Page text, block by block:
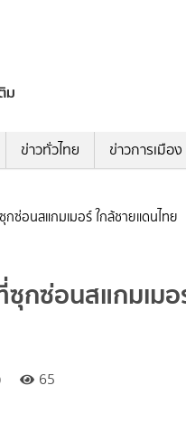
ม
ข่าวทั่วไทย ข่าวการเมือง
ซ่อนสแกมเมอร์ ใกล้ชายแดนไทย
กซ่อนสแกมเม
65